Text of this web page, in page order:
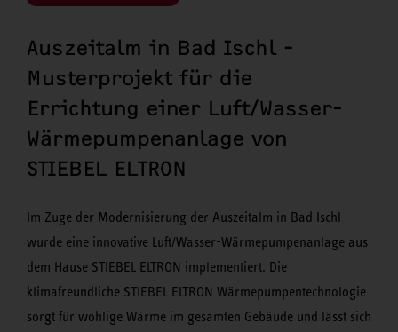
Auszeitalm in Bad Ischl -
Musterprojekt für die
Errichtung einer Luft/Wasser-
Wärmepumpenanlage von
STIEBEL ELTRON
Im Zuge der Modernisierung der Auszeitalm in Bad Ischl
wurde eine innovative Luft/Wasser-Wärmepumpenanlage aus
dem Hause STIEBEL ELTRON implementiert. Die
klimafreundliche STIEBEL ELTRON Wärmepumpentechnologie
sorgt für wohlige Wärme im gesamten Gebäude und lässt sich